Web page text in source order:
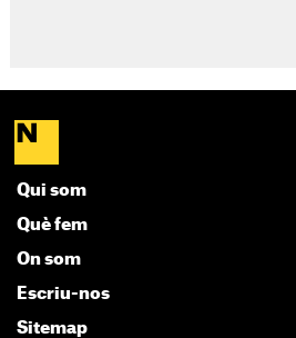
Qui som
Què fem
On som
Escriu-nos
Sitemap